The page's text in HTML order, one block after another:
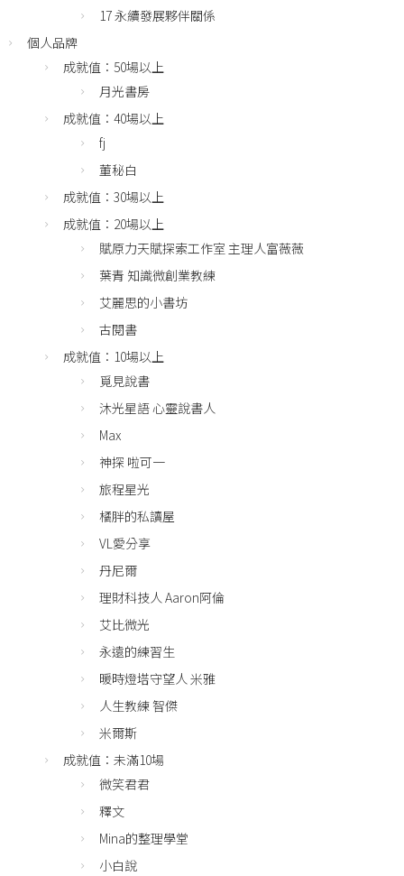
17 永續發展夥伴關係
個人品牌
成就值：50場以上
月光書房
成就值：40場以上
fj
董秘白
成就值：30場以上
成就值：20場以上
賦原力天賦探索工作室 主理人富薇薇
葉青 知識微創業教練
艾麗思的小書坊
古閱書
成就值：10場以上
覓見說書
沐光星語 心靈說書人
Max
神探 啦可一
旅程星光
橘胖的私讀屋
VL愛分享
丹尼爾
理財科技人 Aaron阿倫
艾比微光
永遠的練習生
暖時燈塔守望人 米雅
人生教練 智傑
米爾斯
成就值：未滿10場
微笑君君
釋文
Mina的整理學堂
小白說